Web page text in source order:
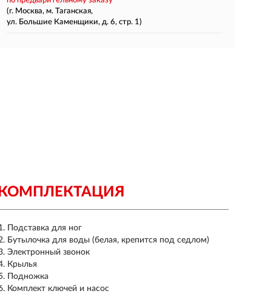
(г. Москва, м. Таганская,
ул. Большие Каменщики, д. 6, стр. 1)
КОМПЛЕКТАЦИЯ
Подставка для ног
Бутылочка для воды (белая, крепится под седлом)
Электронный звонок
Крылья
Подножка
Комплект ключей и насос